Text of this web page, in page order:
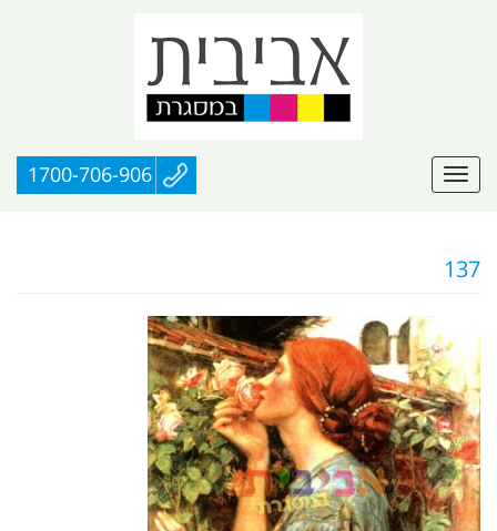
1700-706-906
137